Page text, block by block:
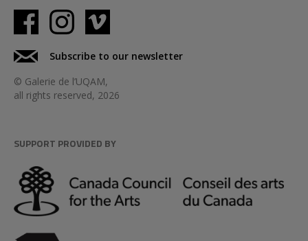
Subscribe to our newsletter
© Galerie de l’UQAM,
all rights reserved, 2026
SUPPORT PROVIDED BY